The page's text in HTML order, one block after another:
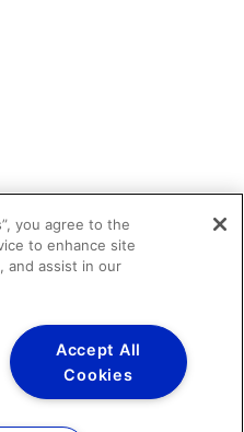
you agree to the
to enhance site
and assist in our
Accept All
Cookies